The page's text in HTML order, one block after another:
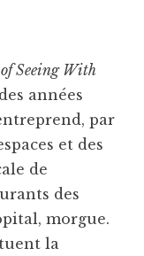
Seeing With
années
par
et des
de
des
morgue.
la